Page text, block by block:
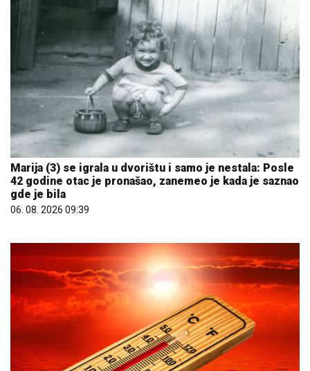
Marija (3) se igrala u dvorištu i samo je nestala: Posle
42 godine otac je pronašao, zanemeo je kada je saznao
gde je bila
06. 08. 2026 09:39